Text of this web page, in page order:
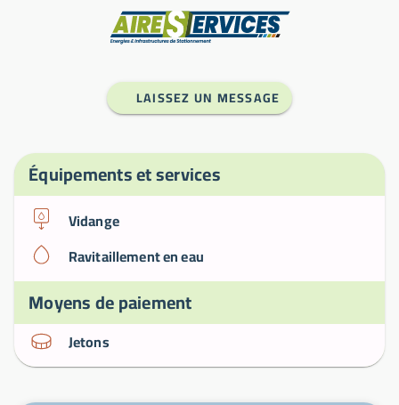
LAISSEZ UN MESSAGE
Équipements et services
Vidange
Ravitaillement en eau
Moyens de paiement
Jetons